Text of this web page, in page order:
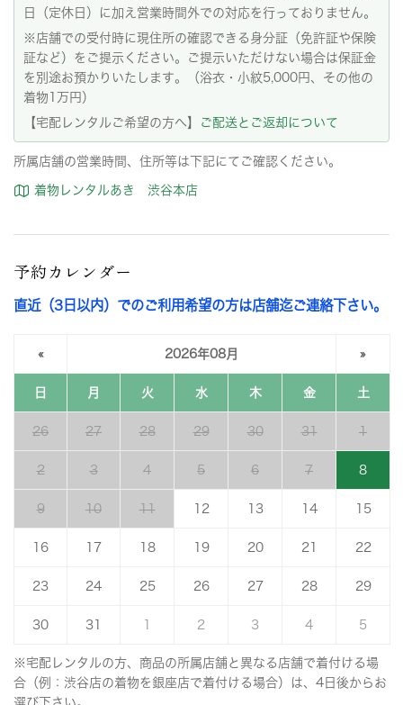
日（定休日）に加え営業時間外での対応を行っておりません。
※店舗での受付時に現住所の確認できる身分証（免許証や保険
証など）をご提示ください。ご提示いただけない場合は保証金
を別途お預かりいたします。（浴衣・小紋5,000円、その他の
着物1万円）
【宅配レンタルご希望の方へ】
ご配送とご返却について
所属店舗の営業時間、住所等は下記にてご確認ください。
着物レンタルあき 渋谷本店
予約カレンダー
直近（3日以内）でのご利用希望の方は店舗迄ご連絡下さい。
« 2026年08月 »
日 月 火 水 木 金 土
26 27 28 29 30 31 1
2 3 4 5 6 7 8
9 10 11 12 13 14 15
16 17 18 19 20 21 22
23 24 25 26 27 28 29
30 31 2 3 4 5
※宅配レンタルの方、商品の所属店舗と異なる店舗で着付ける場
合（例：渋谷店の着物を銀座店で着付ける場合）は、4日後からお
選び下さい。